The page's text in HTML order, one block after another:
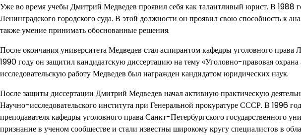
Уже во время учебы Дмитрий Медведев проявил себя как талантливый юрист. В 1988
Ленинградского городского суда. В этой должности он проявил свою способность к
также умение принимать обоснованные решения.
После окончания университета Медведев стал аспирантом кафедры уголовного права
1990 году он защитил кандидатскую диссертацию на тему «Уголовно-правовая
исследовательскую работу Медведев был награжден кандидатом юридических наук.
После защиты диссертации Дмитрий Медведев начал активную практическую
Научно-исследовательского института при Генеральной прокуратуре СССР. В 1996
преподавателя кафедры уголовного права Санкт-Петербургского государственного
признание в ученом сообществе и стали известны широкому кругу специалистов в